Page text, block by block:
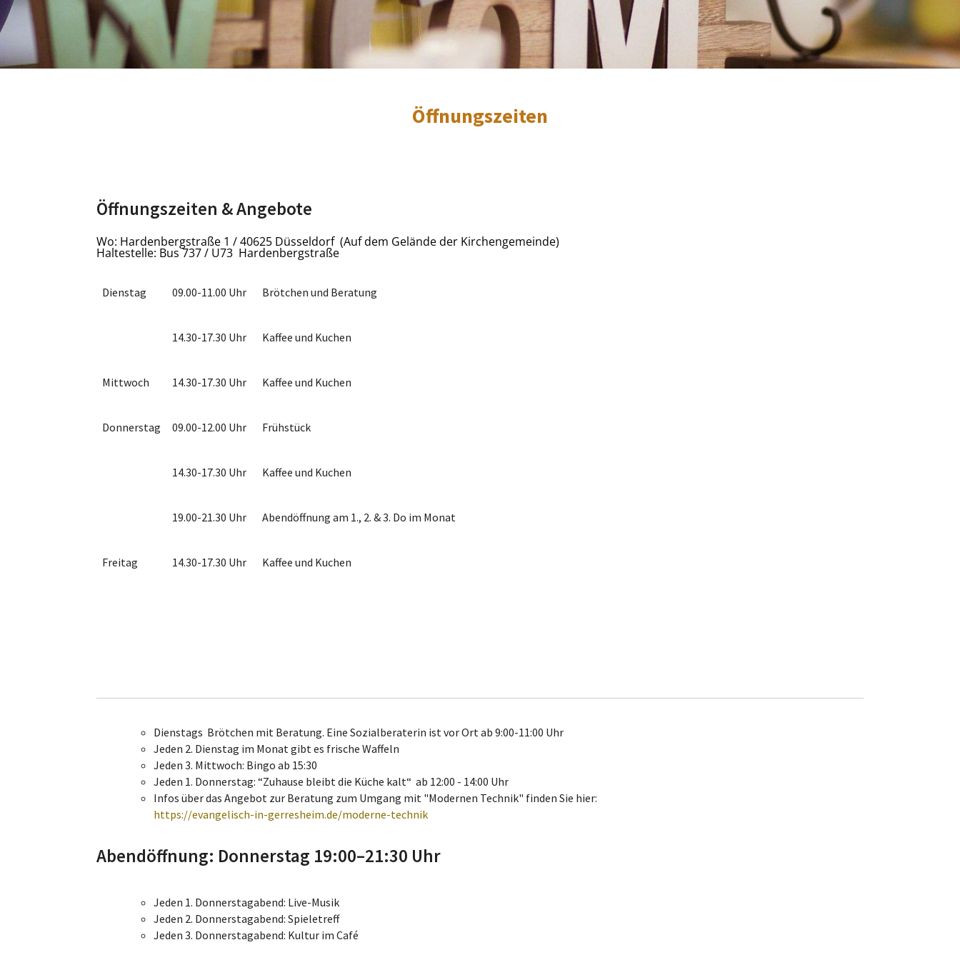
Öffnungszeiten
Öffnungszeiten & Angebote
Wo: Hardenbergstraße 1 / 40625 Düsseldorf (Auf dem Gelände der Kirchengemeinde)
Haltestelle: Bus 737 / U73 Hardenbergstraße
Dienstag 09.00-11.00 Uhr Brötchen und Beratung
14.30-17.30 Uhr Kaffee und Kuchen
Mittwoch 14.30-17.30 Uhr Kaffee und Kuchen
Donnerstag 09.00-12.00 Uhr Frühstück
14.30-17.30 Uhr Kaffee und Kuchen
19.00-21.30 Uhr Abendöffnung am 1., 2. & 3. Do im Monat
Freitag 14.30-17.30 Uhr Kaffee und Kuchen
Dienstags Brötchen mit Beratung. Eine Sozialberaterin ist vor Ort ab 9:00-11:00 Uhr
Jeden 2. Dienstag im Monat gibt es frische Waffeln
Jeden 3. Mittwoch: Bingo ab 15:30
Jeden 1. Donnerstag: “Zuhause bleibt die Küche kalt“ ab 12:00 - 14:00 Uhr
Infos über das Angebot zur Beratung zum Umgang mit "Modernen Technik" finden Sie hier:
https://evangelisch-in-gerresheim.de/moderne-technik
Abendöffnung: Donnerstag 19:00–21:30 Uhr
Jeden 1. Donnerstagabend: Live-Musik
Jeden 2. Donnerstagabend: Spieletreff
Jeden 3. Donnerstagabend: Kultur im Café